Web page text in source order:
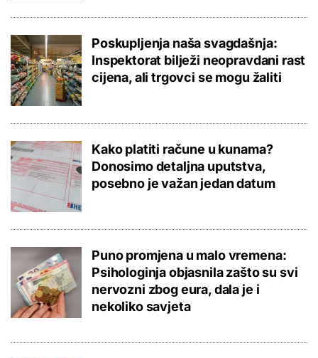
Poskupljenja naša svagdašnja:
Inspektorat bilježi neopravdani rast
cijena, ali trgovci se mogu žaliti
Kako platiti račune u kunama?
Donosimo detaljna uputstva,
posebno je važan jedan datum
Puno promjena u malo vremena:
Psihologinja objasnila zašto su svi
nervozni zbog eura, dala je i
nekoliko savjeta